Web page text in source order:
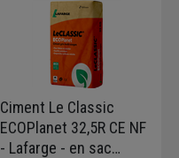
Ciment Le Classic
ECOPlanet 32,5R CE NF
- Lafarge - en sac